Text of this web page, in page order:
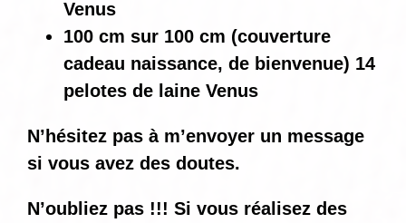
Venus
100 cm sur 100 cm (couverture
cadeau naissance, de bienvenue) 14
pelotes de laine Venus
N’hésitez pas à m’envoyer un message
si vous avez des doutes.
N’oubliez pas !!! Si vous réalisez des